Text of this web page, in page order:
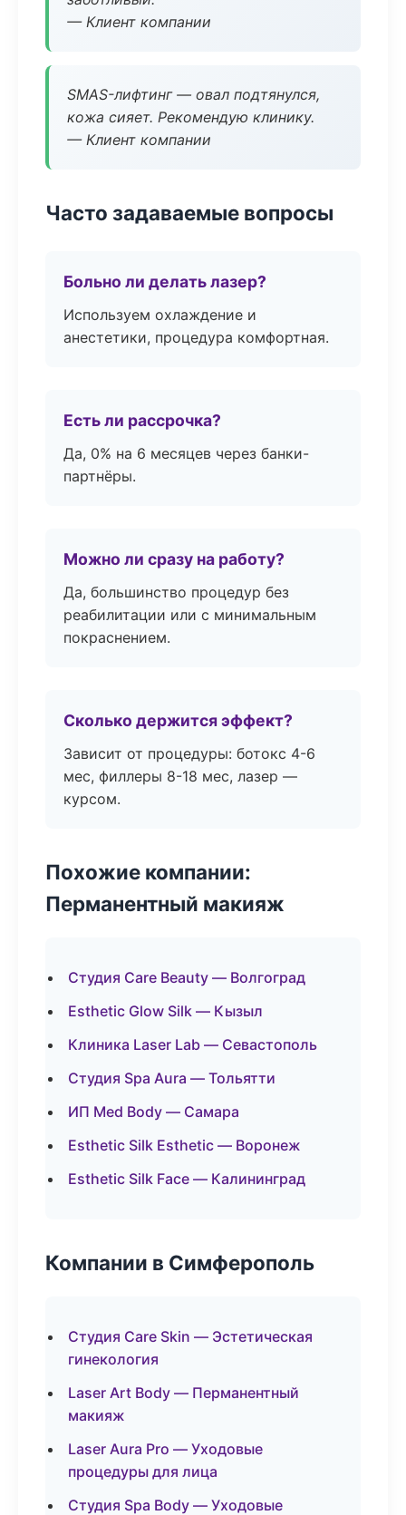
— Клиент компании
SMAS-лифтинг — овал подтянулся,
кожа сияет. Рекомендую клинику.
— Клиент компании
Часто задаваемые вопросы
Больно ли делать лазер?
Используем охлаждение и
анестетики, процедура комфортная.
Есть ли рассрочка?
Да, 0% на 6 месяцев через банки-
партнёры.
Можно ли сразу на работу?
Да, большинство процедур без
реабилитации или с минимальным
покраснением.
Сколько держится эффект?
Зависит от процедуры: ботокс 4-6
мес, филлеры 8-18 мес, лазер —
курсом.
Похожие компании:
Перманентный макияж
Студия Care Beauty — Волгоград
Esthetic Glow Silk — Кызыл
Клиника Laser Lab — Севастополь
Студия Spa Aura — Тольятти
ИП Med Body — Самара
Esthetic Silk Esthetic — Воронеж
Esthetic Silk Face — Калининград
Компании в Симферополь
Студия Care Skin — Эстетическая
гинекология
Laser Art Body — Перманентный
макияж
Laser Aura Pro — Уходовые
процедуры для лица
Студия Spa Body — Уходовые